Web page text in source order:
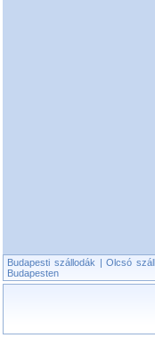
Budapesti szállodák |Olcsó
Budapesten